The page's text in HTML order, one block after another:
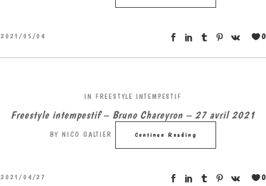
2021/05/04 0
IN FREESTYLE INTEMPESTIF
Freestyle intempestif – Bruno Chareyron – 27 avril 2021
BY NICO GALTIER Continue Reading
2021/04/27 0